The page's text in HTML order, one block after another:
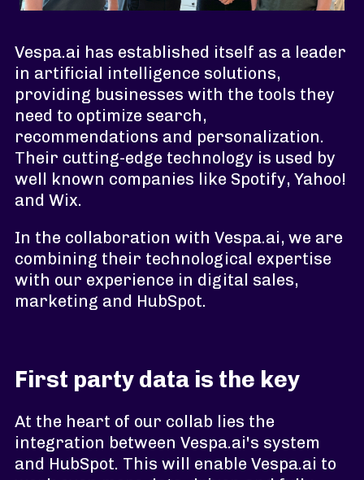
Vespa.ai has established itself as a leader
in artificial intelligence solutions,
providing businesses with the tools they
need to optimize search,
recommendations and personalization.
Their cutting-edge technology is used by
well known companies like Spotify, Yahoo!
and Wix.
In the collaboration with Vespa.ai, we are
combining their technological expertise
with our experience in digital sales,
marketing and HubSpot.
First party data is the key
At the heart of our collab lies the
integration between Vespa.ai's system
and HubSpot. This will enable Vespa.ai to